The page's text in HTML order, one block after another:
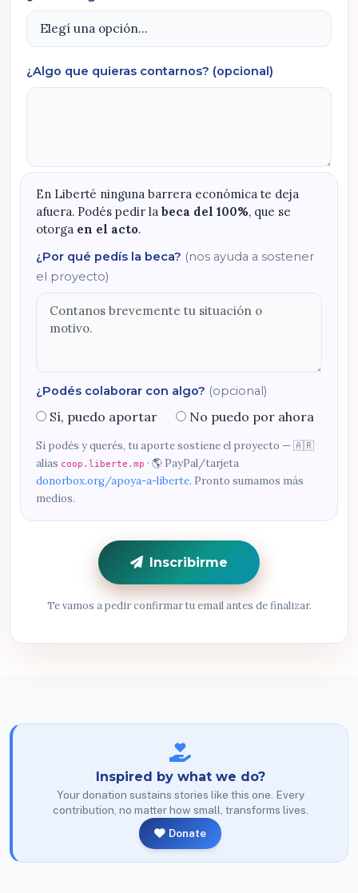
¿Algo que quieras contarnos? (opcional)
En Liberté ninguna barrera económica te deja
afuera. Podés pedir labeca del 100%, que se
otorga en el acto.
¿Por qué pedís la beca? (nos ayuda a sostener
el proyecto)
¿Podés colaborar con algo? (opcional)
Sí, puedo aportar No puedo por ahora
Si podés y querés, tu aporte sostiene el proyecto — 🇦🇷
alias coop.liberte.mp · 🌎 PayPal/tarjeta
donorbox.org/apoya-a-liberte. Pronto sumamos más
medios.
Inscribirme
Te vamos a pedir confirmar tu email antes de finalizar.
Inspired by what we do?
Your donation sustains stories like this one. Every
contribution, no matter how small, transforms lives.
Donate